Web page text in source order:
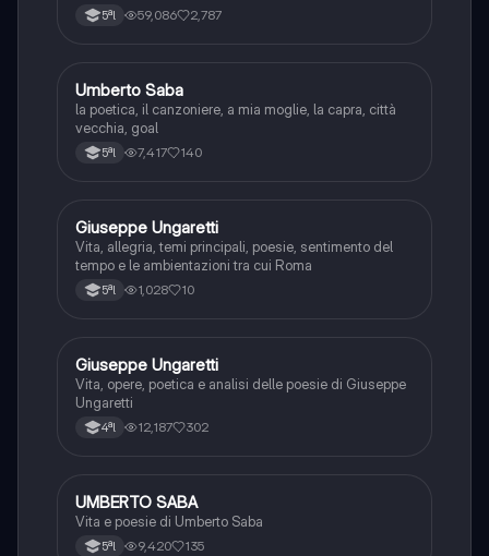
5ªl 59,086 2,787
Italiano
Umberto Saba
la poetica, il canzoniere, a mia moglie, la capra, città
vecchia, goal
5ªl 7,417 140
Italiano
Giuseppe Ungaretti
Vita, allegria, temi principali, poesie, sentimento del
tempo e le ambientazioni tra cui Roma
5ªl 1,028 10
Italiano
Giuseppe Ungaretti
Vita, opere, poetica e analisi delle poesie di Giuseppe
Ungaretti
4ªl 12,187 302
Italiano
UMBERTO SABA
Vita e poesie di Umberto Saba
5ªl 9,420 135